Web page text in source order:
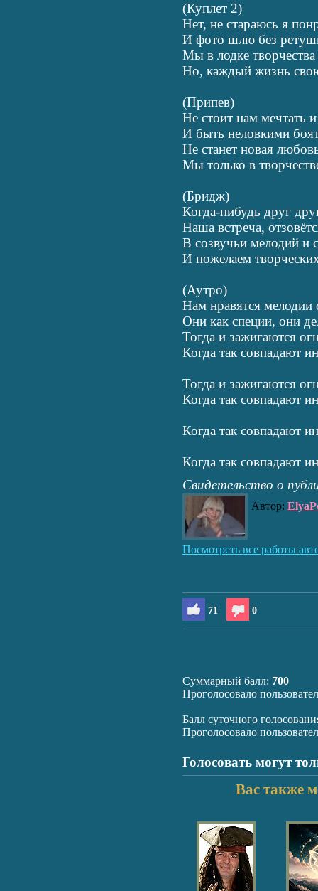
(Куплет 2)
Нет, не стараюсь я
И фото шлю без
Мы в лодке
Но, каждый жизнь
(Припев)
Не стоит нам мечтать
И быть неловкими
Не станет новая
Мы только в
(Бридж)
Когда-нибудь друг
Наша встреча,
В созвучьи мелодий и
И пожелаем
(Аутро)
Нам нравятся мелодии
Они как специи, они
Тогда и зажигаются
Когда так совпадают
Тогда и зажигаются
Когда так совпадают
Когда так совпадают
Когда так совпадают
Свидетельство о
Автор:
Посмотреть все работы
71 0
Суммарный балл: 700
Проголосовало
Балл суточного
Проголосовало
Голосовать могут
Вас также